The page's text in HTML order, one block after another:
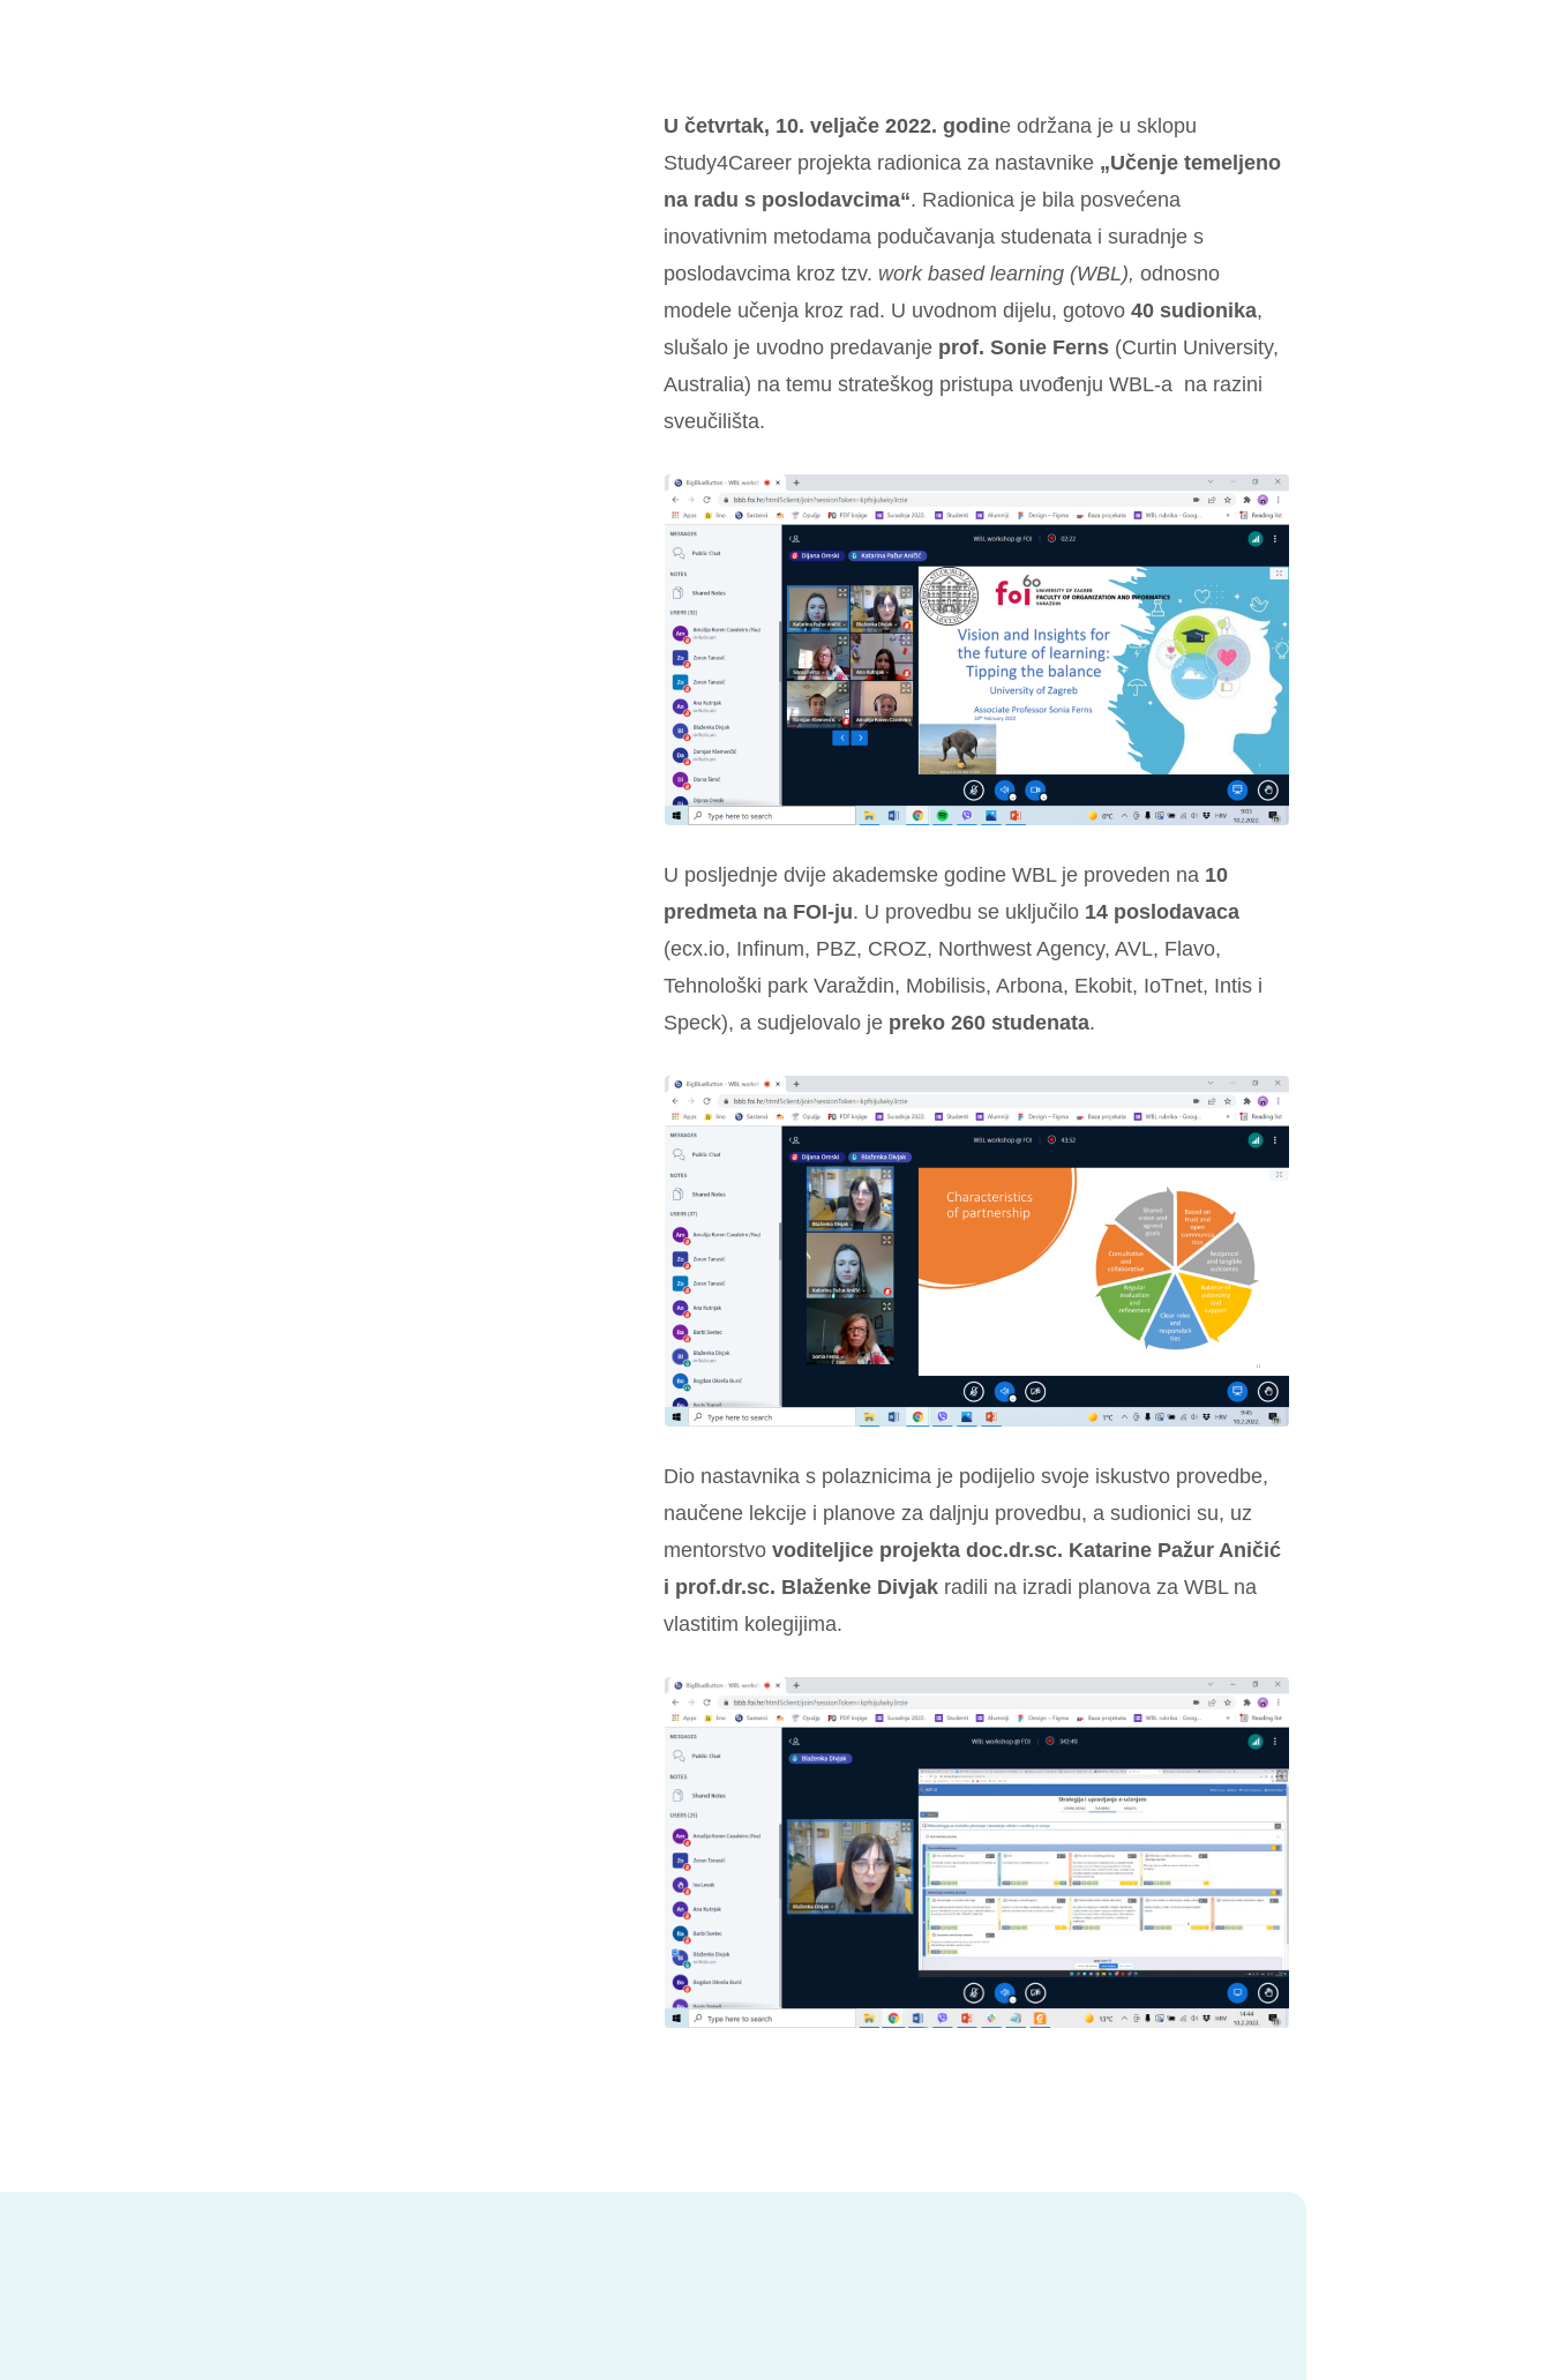
U četvrtak, 10. veljače 2022. godine održana je u sklopu
Study4Career projekta radionica za nastavnike „Učenje temeljeno
na radu s poslodavcima“. Radionica je bila posvećena
inovativnim metodama podučavanja studenata i suradnje s
poslodavcima kroz tzv. work based learning (WBL),odnosno
modele učenja kroz rad. U uvodnom dijelu, gotovo40 sudionika,
slušalo je uvodno predavanje prof. Sonie Ferns (Curtin University,
Australia) na temu strateškog pristupa uvođenju WBL-a na razini
sveučilišta.
U posljednje dvije akademske godine WBL je proveden na 10
predmeta na FOI-ju. U provedbu se uključilo 14 poslodavaca
(ecx.io, Infinum, PBZ, CROZ, Northwest Agency, AVL, Flavo,
Tehnološki park Varaždin, Mobilisis, Arbona, Ekobit, IoTnet, Intis i
Speck), a sudjelovalo je preko 260 studenata.
Dio nastavnika s polaznicima je podijelio svoje iskustvo provedbe,
naučene lekcije i planove za daljnju provedbu, a sudionici su, uz
mentorstvovoditeljice projekta doc.dr.sc. Katarine Pažur Aničić
i prof.dr.sc. Blaženke Divjak radili na izradi planova za WBL na
vlastitim kolegijima.